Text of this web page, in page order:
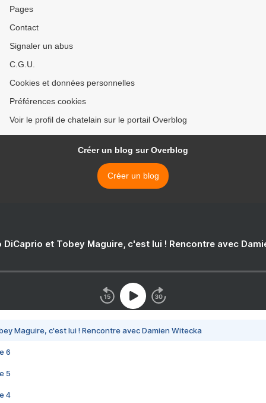
Pages
Contact
Signaler un abus
C.G.U.
Cookies et données personnelles
Préférences cookies
Voir le profil de chatelain sur le portail Overblog
Créer un blog sur Overblog
Créer un blog
DiCaprio et Tobey Maguire, c'est lui ! Rencontre avec
Maguire, c'est lui ! Rencontre avec Damien Witecka
6
5
4